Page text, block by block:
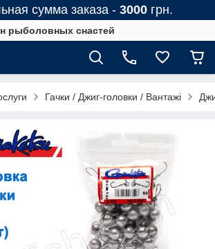
сумма заказа - 3000 грн.
рыболовных снастей
Гачки / Джиг-головки / Вантажі